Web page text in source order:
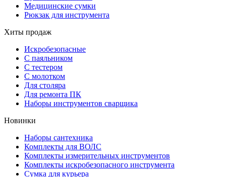
Медицинские сумки
Рюкзак для инструмента
Хиты продаж
Искробезопасные
С паяльником
С тестером
С молотком
Для столяра
Для ремонта ПК
Наборы инструментов сварщика
Новинки
Наборы сантехника
Комплекты для ВОЛС
Комплекты измерительных инструментов
Комплекты искробезопасного инструмента
Сумка для курьера